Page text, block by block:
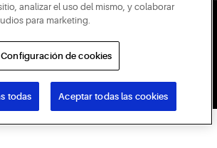
los derechos reservados.
analizar el uso del mismo, y colaborar
para marketing.
Configuración de cookies
todas Aceptar todas las cookies